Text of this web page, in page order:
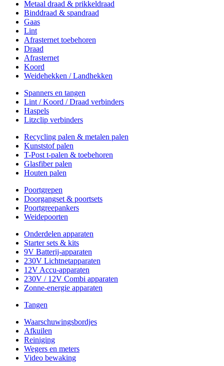
Metaal draad & prikkeldraad
Binddraad & spandraad
Gaas
Lint
Afrasternet toebehoren
Draad
Afrasternet
Koord
Weidehekken / Landhekken
Spanners en tangen
Lint / Koord / Draad verbinders
Haspels
Litzclip verbinders
Recycling palen & metalen palen
Kunststof palen
T-Post t-palen & toebehoren
Glasfiber palen
Houten palen
Poortgrepen
Doorgangset & poortsets
Poortgreepankers
Weidepoorten
Onderdelen apparaten
Starter sets & kits
9V Batterij-apparaten
230V Lichtnetapparaten
12V Accu-apparaten
230V / 12V Combi apparaten
Zonne-energie apparaten
Tangen
Waarschuwingsbordjes
Afkuilen
Reiniging
Wegers en meters
Video bewaking